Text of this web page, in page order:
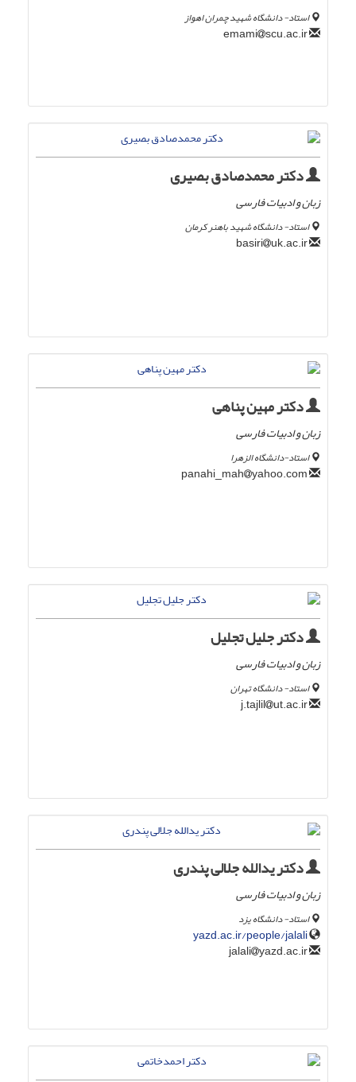
استاد- دانشگاه شهید چمران اهواز
scu.ac.ir
دکتر محمدصادق بصیری
زبان و ادبیات فارسی
استاد- دانشگاه شهید باهنر کرمان
uk.ac.ir
دکتر مهین پناهی
زبان و ادبیات فارسی
استاد-دانشگاه الزهرا
yahoo.com
دکتر جلیل تجلیل
زبان و ادبیات فارسی
استاد- دانشگاه تهران
ut.ac.ir
دکتر یدالله جلالی پندری
زبان و ادبیات فارسی
استاد- دانشگاه یزد
yazd.ac.ir/people/jalali
yazd.ac.ir